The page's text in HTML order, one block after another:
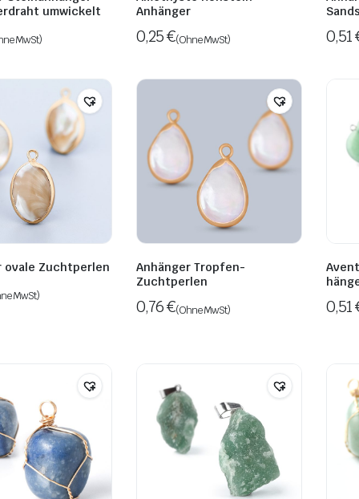
umwickelt
MwSt)
Anhänger
0,25€(Ohne MwSt) 0,51
ovale Zuchtperlen
MwSt)
Anhänger Tropfen-
Zuchtperlen
0,76€(Ohne MwSt) 0,51